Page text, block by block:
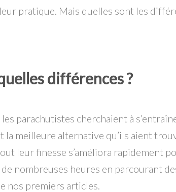
pratique. Mais quelles sont les
différences ?
parachutistes cherchaient à
meilleure alternative qu’ils aient
leur finesse s’améliora rapidement
nombreuses heures en parcourant
nos premiers articles.